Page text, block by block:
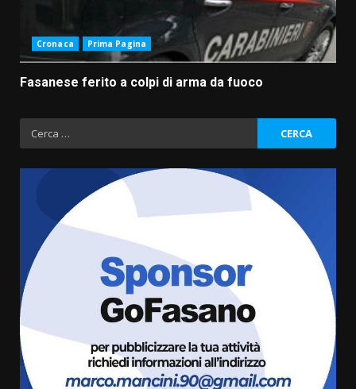
Cronaca Prima Pagina
Fasanese ferito a colpi di arma da fuoco
Ricerca
per:
Fasanese ferito a colpi di arma
da fuoco
6 Agosto 2026 18:13